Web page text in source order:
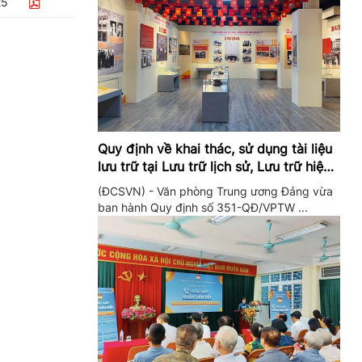
Quy định về khai thác, sử dụng tài liệu
lưu trữ tại Lưu trữ lịch sử, Lưu trữ hiện
hành của Trung ương Đảng và Văn
phòng Trung ương Đảng
(ĐCSVN) - Văn phòng Trung ương Đảng vừa
ban hành Quy định số 351-QĐ/VPTW ...